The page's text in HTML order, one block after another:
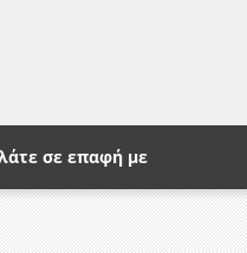
σε επαφή με